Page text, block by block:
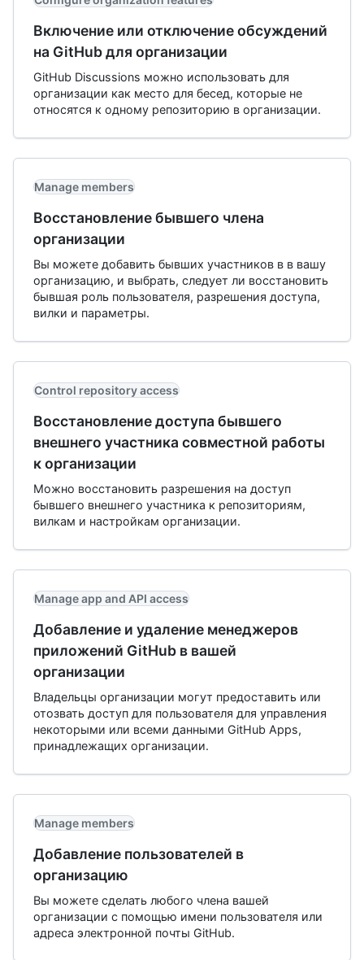
Включение или отключение обсуждений
на GitHub для организации
GitHub Discussions можно использовать для
организации как место для бесед, которые не
относятся к одному репозиторию в организации.
Manage members
Восстановление бывшего члена
организации
Вы можете добавить бывших участников в в вашу
организацию, и выбрать, следует ли восстановить
бывшая роль пользователя, разрешения доступа,
вилки и параметры.
Control repository access
Восстановление доступа бывшего
внешнего участника совместной работы
к организации
Можно восстановить разрешения на доступ
бывшего внешнего участника к репозиториям,
вилкам и настройкам организации.
Manage app and API access
Добавление и удаление менеджеров
приложений GitHub в вашей
организации
Владельцы организации могут предоставить или
отозвать доступ для пользователя для управления
некоторыми или всеми данными GitHub Apps,
принадлежащих организации.
Manage members
Добавление пользователей в
организацию
Вы можете сделать любого члена вашей
организации с помощью имени пользователя или
адреса электронной почты GitHub.